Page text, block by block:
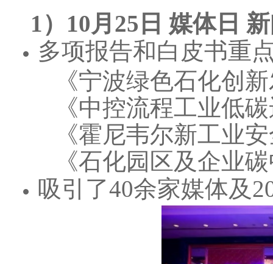
1）10月25日 媒体日
多项报告和白皮书重
《宁波绿色石化创
《中控流程工业低
《霍尼韦尔新工业
《石化园区及企业
吸引了40余家媒体及